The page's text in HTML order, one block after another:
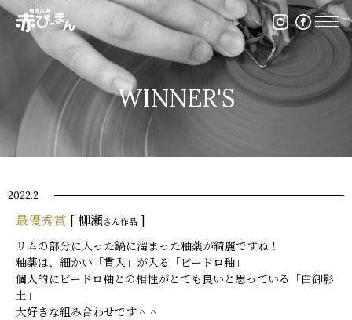
イベント・出張陶芸・体験陶芸は福岡市の陶芸教室赤
WINNER'S
2022.2
最優秀賞 [ 柳瀬さん作品 ]
リムの部分に入った鎬に溜まった釉薬が綺麗ですね！
釉薬は、細かい「貫入」が入る「ビードロ釉」
個人的にビードロ釉との相性がとても良いと思っている「白御影
土」
大好きな組み合わせです＾＾